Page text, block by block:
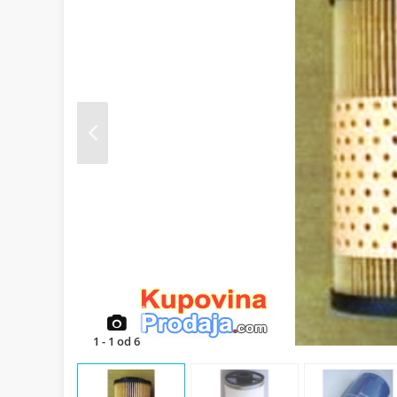
1 - 1 od 6